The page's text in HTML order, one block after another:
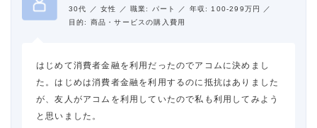
30代 ／ 女性 ／ 職業: パート ／
年収: 100-299万円 ／
目的: 商品・サービスの購入費用
はじめて消費者金融を利用だったのでアコムに決めまし
た。はじめは消費者金融を利用するのに抵抗はありました
が、友人がアコムを利用していたので私も利用してみよう
と思いました。